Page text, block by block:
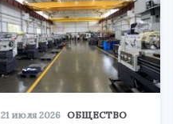
21 июля 2026 ОБЩЕСТВО